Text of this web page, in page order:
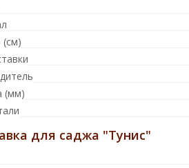
(мм)
для саджа "Тунис"